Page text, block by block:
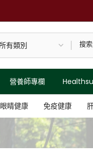
營養師專欄
眼睛健康 免疫健康